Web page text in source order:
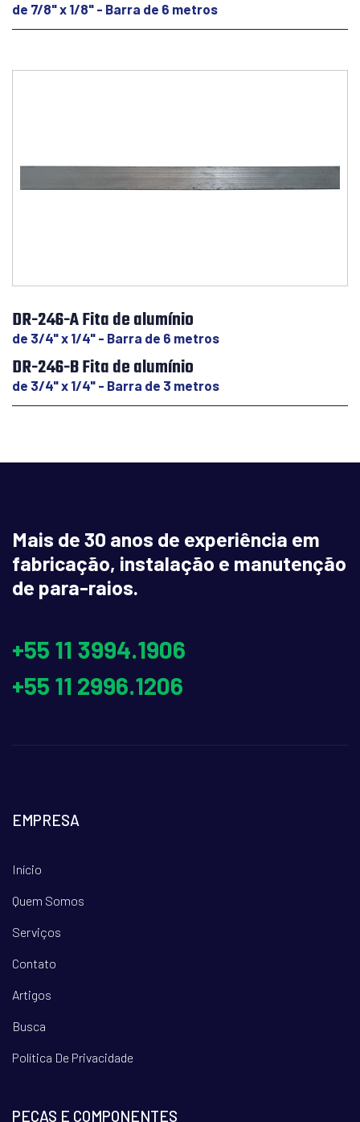
de 7/8" x 1/8" - Barra de 6 metros
DR-246-A Fita de alumínio
de 3/4" x 1/4" - Barra de 6 metros
DR-246-B Fita de alumínio
de 3/4" x 1/4" - Barra de 3 metros
Mais de 30 anos de experiência em
fabricação, instalação e manutenção
de para-raios.
+55 11 3994.1906
+55 11 2996.1206
EMPRESA
Início
Quem Somos
Serviços
Contato
Artigos
Busca
Política De Privacidade
PEÇAS E COMPONENTES